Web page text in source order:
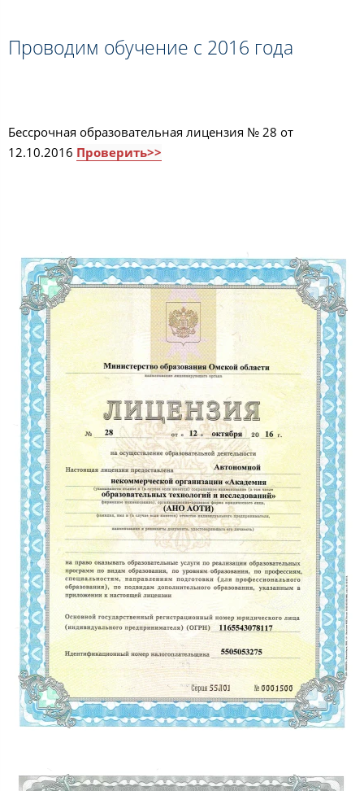
Проводим обучение с 2016 года
Бессрочная образовательная лицензия № 28 от
12.10.2016 Проверить>>